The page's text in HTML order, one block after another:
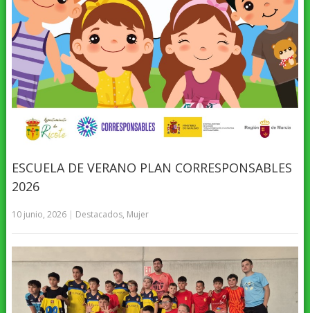
ESCUELA DE VERANO PLAN CORRESPONSABLES
2026
10 junio, 2026| Destacados, Mujer